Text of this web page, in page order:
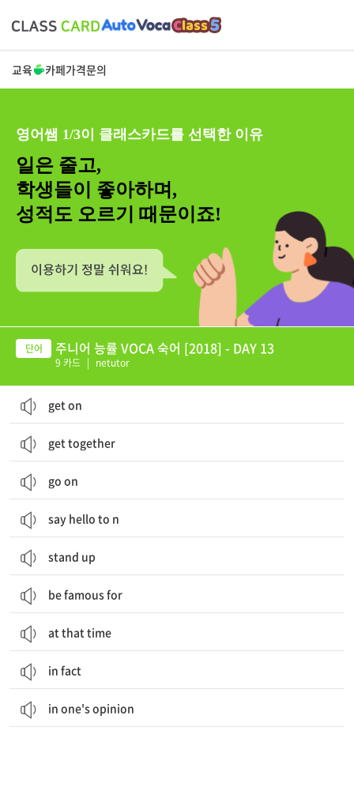
교육 카페가격문의
영어쌤 1/3이 클래스카드를 선택한 이유
일은 줄고,
학생들이 좋아하며,
성적도 오르기 때문이죠!
주니어 능률 VOCA 숙어 [2018] - DAY 13
9 카드 | netutor
get on
get together
go on
say hello to n
stand up
be famous for
at that time
in fact
in one's opinion